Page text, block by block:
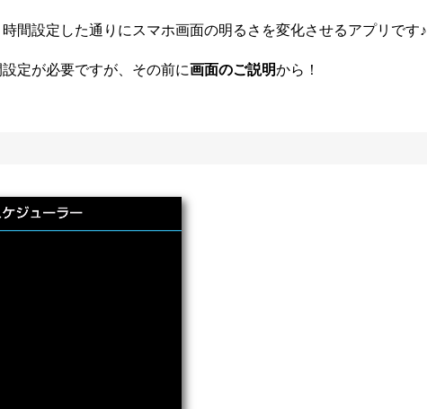
間設定した通りにスマホ画面の明るさを変化させるアプリです♪
定が必要ですが、その前に画面のご説明から！